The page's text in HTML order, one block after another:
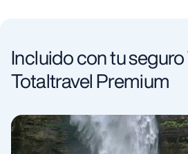
Incluido con tu
Totaltravel Premium